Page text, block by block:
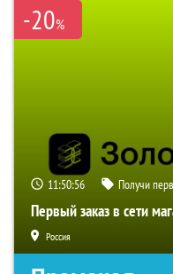
-20%
11:50:55 Получи
Первый заказ в сети
Россия